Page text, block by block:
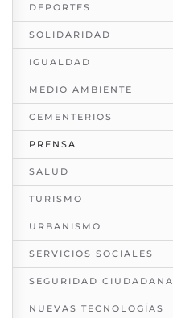
DEPORTES
SOLIDARIDAD
IGUALDAD
MEDIO AMBIENTE
CEMENTERIOS
PRENSA
SALUD
TURISMO
URBANISMO
SERVICIOS SOCIALES
SEGURIDAD CIUDADANA
NUEVAS TECNOLOGÍAS